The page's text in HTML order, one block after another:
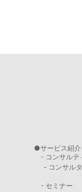
サービス紹介
・コンサル
- コンサル
・セミナー